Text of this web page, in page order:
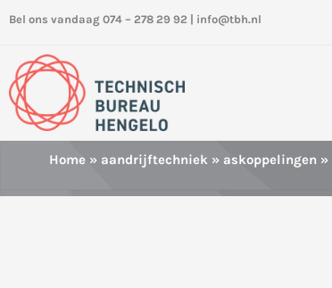
inhoud
Bel ons vandaag 074 – 278 29 92 info@tbh.nl
Home » aandrijftechniek » askoppelingen »